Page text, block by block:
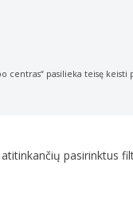
pasilieka teisę keisti
pasirinktus